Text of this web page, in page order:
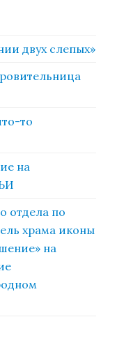
двух слепых»
то
на
отдела по
храма иконы
на